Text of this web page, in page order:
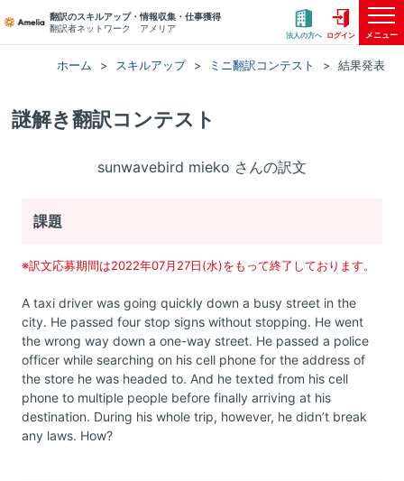
翻訳のスキルアップ・情報収集・仕事獲得
翻訳者ネットワーク アメリア
法人の方へ ログイン メニュー
ホーム スキルアップ ミニ翻訳コンテスト 結果発表
謎解き翻訳コンテスト
sunwavebird mieko さんの訳文
課題
※訳文応募期間は2022年07月27日(水)をもって終了しております。
A taxi driver was going quickly down a busy street in the
city. He passed four stop signs without stopping. He went
the wrong way down a one-way street. He passed a police
officer while searching on his cell phone for the address of
the store he was headed to. And he texted from his cell
phone to multiple people before finally arriving at his
destination. During his whole trip, however, he didn’t break
any laws. How?